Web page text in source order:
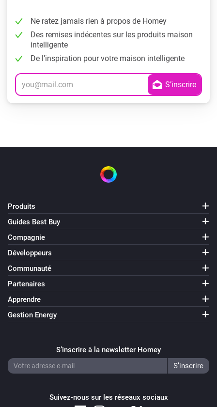
Ne ratez jamais rien à propos de Homey
Des remises indécentes sur les produits maison
intelligente
De l’inspiration pour votre maison intelligente
Produits
Guides Best Buy
Compagnie
Développeurs
Communauté
Partenaires
Apprendre
Gestion Energy
S’inscrire à la newsletter Homey
Suivez-nous sur les réseaux sociaux